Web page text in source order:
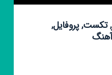
تکست, پروفایل,